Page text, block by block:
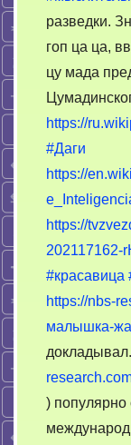
разведки.
гоп ца ца,
цу мада
https://
#Даги
https://
https://
202117162-
#красавица
https://nbs-
малышка-
)